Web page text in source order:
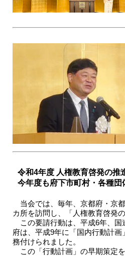
令和4年度 人権教育啓発の推
今年度も府下市町村・各種
当会では、毎年、京都府・京
カ所を訪問し、「人権教育啓発
この要請行動は、平成6年、国
府は、平成9年に「国内行動計
務付けられました。
この「行動計画」の早期策定